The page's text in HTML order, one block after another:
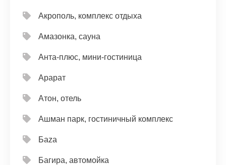
Акрополь, комплекс отдыха
Амазонка, сауна
Анта-плюс, мини-гостиница
Арарат
Атон, отель
Ашман парк, гостиничный комплекс
Баzа
Багира, автомойка